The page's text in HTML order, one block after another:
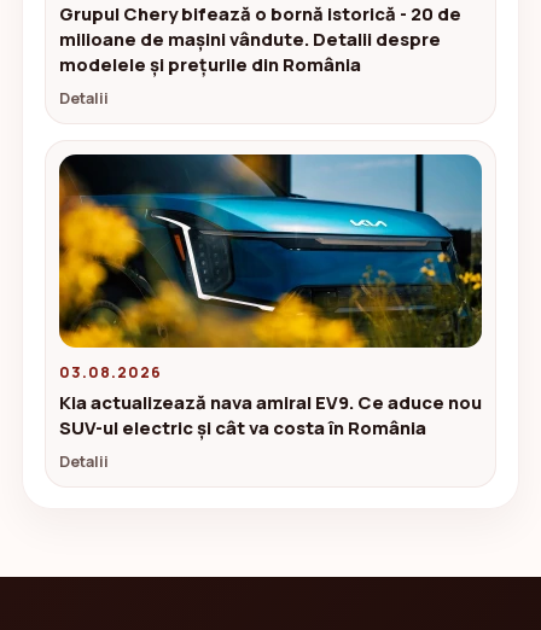
Grupul Chery bifează o bornă istorică - 20 de
milioane de mașini vândute. Detalii despre
modelele și prețurile din România
Detalii
03.08.2026
Kia actualizează nava amiral EV9. Ce aduce nou
SUV-ul electric și cât va costa în România
Detalii